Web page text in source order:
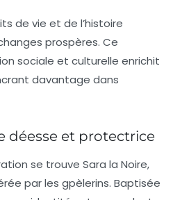
de vie et de l’histoire
prospères. Ce
sociale et culturelle enrichit
davantage dans
déesse et protectrice
se trouve Sara la Noire,
par les gpèlerins. Baptisée